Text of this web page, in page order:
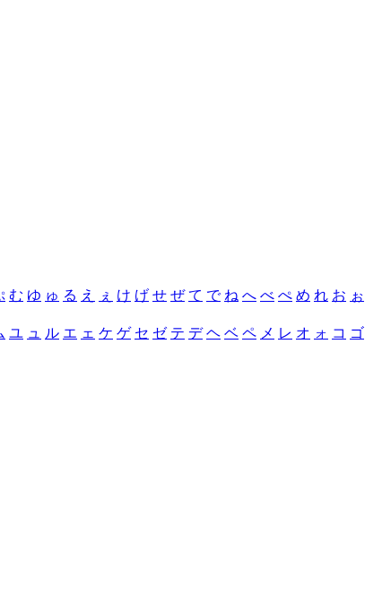
む ゆ ゅ る え ぇ け げ せ ぜ て で ね へ べ ぺ め れ お ぉ
ユ ュ ル エ ェ ケ ゲ セ ゼ テ デ ヘ ベ ペ メ レ オ ォ コ ゴ